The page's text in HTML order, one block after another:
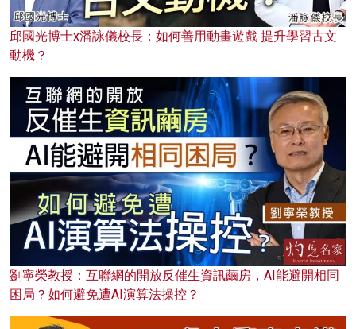
邱國光博士x潘詠儀校長：如何善用動畫遊戲 提升學習古文
動機？
劉寧榮教授：互聯網的開放反催生資訊繭房，AI能避開相同
困局？如何避免遭AI演算法操控？